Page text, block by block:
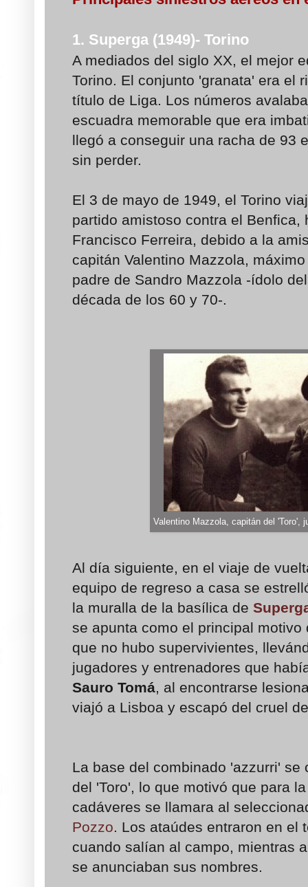
1. Superga (1949)- Torino
A mediados del siglo XX, el mejor
Torino. El conjunto 'granata' era el
título de Liga. Los números
escuadra memorable que era
llegó a conseguir una racha de 93
sin perder.
El 3 de mayo de 1949, el Torino
partido amistoso contra el Benfica,
Francisco Ferreira, debido a la
capitán Valentino Mazzola,
padre de Sandro Mazzola -ídolo
década de los 60 y 70-.
Valentino Mazzola, capitán del 'Toro',
Al día siguiente, en el viaje de
equipo de regreso a casa se
la muralla de la basílica de
se apunta como el principal motivo
que no hubo supervivientes,
jugadores y entrenadores que
Sauro Tomá, al encontrarse
viajó a Lisboa y escapó del cruel
La base del combinado 'azzurri' se
del 'Toro', lo que motivó que para
cadáveres se llamara al
Pozzo. Los ataúdes entraron en el
cuando salían al campo, mientras
se anunciaban sus nombres.